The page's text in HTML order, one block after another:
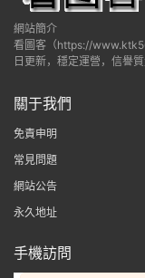
網站簡介
看圖客（https://
日更新，穩定運營，信譽
關于我們
免責申明
常見問題
網站公告
永久地址
手機訪問